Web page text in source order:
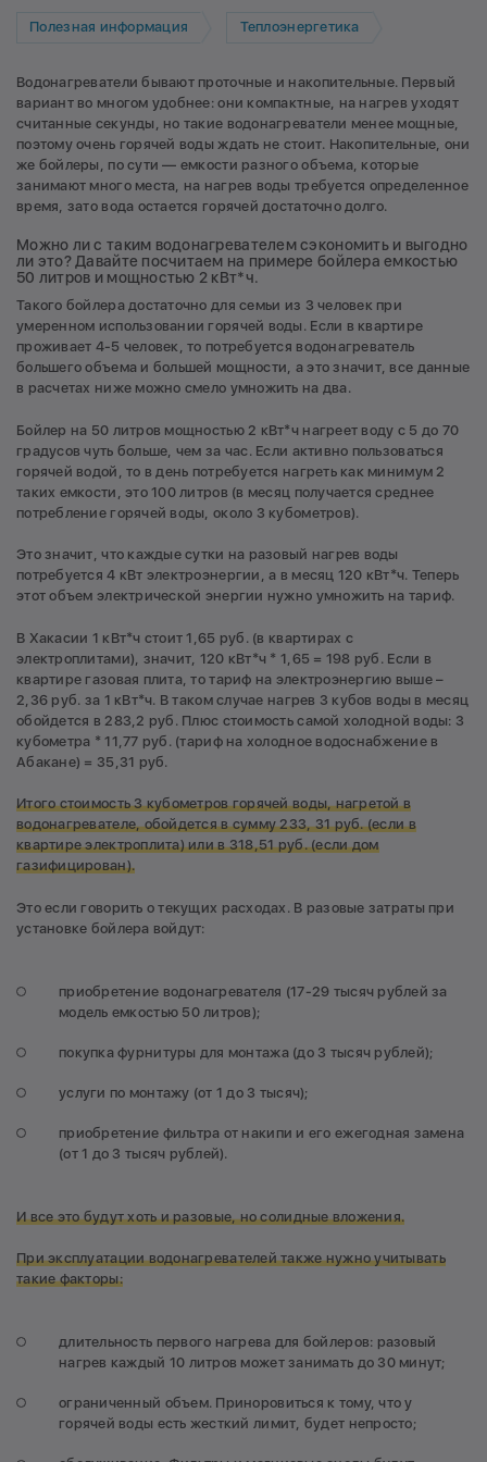
Полезная информация Теплоэнергетика
Водонагреватели бывают проточные и накопительные. Первый
вариант во многом удобнее: они компактные, на нагрев уходят
считанные секунды, но такие водонагреватели менее мощные,
поэтому очень горячей воды ждать не стоит. Накопительные, они
же бойлеры, по сути — емкости разного объема, которые
занимают много места, на нагрев воды требуется определенное
время, зато вода остается горячей достаточно долго.
Можно ли с таким водонагревателем сэкономить и выгодно
ли это? Давайте посчитаем на примере бойлера емкостью
50 литров и мощностью 2 кВт*ч.
Такого бойлера достаточно для семьи из 3 человек при
умеренном использовании горячей воды. Если в квартире
проживает 4-5 человек, то потребуется водонагреватель
большего объема и большей мощности, а это значит, все данные
в расчетах ниже можно смело умножить на два.
Бойлер на 50 литров мощностью 2 кВт*ч нагреет воду с 5 до 70
градусов чуть больше, чем за час. Если активно пользоваться
горячей водой, то в день потребуется нагреть как минимум 2
таких емкости, это 100 литров (в месяц получается среднее
потребление горячей воды, около 3 кубометров).
Это значит, что каждые сутки на разовый нагрев воды
потребуется 4 кВт электроэнергии, а в месяц 120 кВт*ч. Теперь
этот объем электрической энергии нужно умножить на тариф.
В Хакасии 1 кВт*ч стоит 1,65 руб. (в квартирах с
электроплитами), значит, 120 кВт*ч * 1,65 = 198 руб. Если в
квартире газовая плита, то тариф на электроэнергию выше –
2,36 руб. за 1 кВт*ч. В таком случае нагрев 3 кубов воды в месяц
обойдется в 283,2 руб. Плюс стоимость самой холодной воды: 3
кубометра * 11,77 руб. (тариф на холодное водоснабжение в
Абакане) = 35,31 руб.
Итого стоимость 3 кубометров горячей воды, нагретой в
водонагревателе, обойдется в сумму 233, 31 руб. (если в
квартире электроплита) или в 318,51 руб. (если дом
газифицирован).
Это если говорить о текущих расходах. В разовые затраты при
установке бойлера войдут:
приобретение водонагревателя (17-29 тысяч рублей за
модель емкостью 50 литров);
покупка фурнитуры для монтажа (до 3 тысяч рублей);
услуги по монтажу (от 1 до 3 тысяч);
приобретение фильтра от накипи и его ежегодная замена
(от 1 до 3 тысяч рублей).
И все это будут хоть и разовые, но солидные вложения.
При эксплуатации водонагревателей также нужно учитывать
такие факторы:
длительность первого нагрева для бойлеров: разовый
нагрев каждый 10 литров может занимать до 30 минут;
ограниченный объем. Приноровиться к тому, что у
горячей воды есть жесткий лимит, будет непросто;